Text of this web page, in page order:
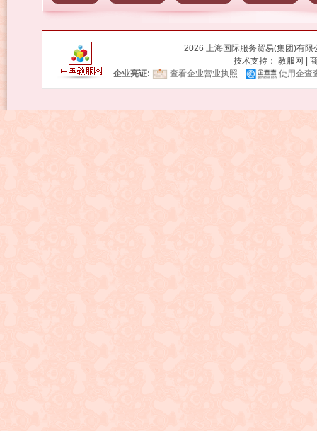
2026 上海国际服务贸易(集团)有限
技术支持： 教服网
企业亮证:
查看企业营业执照 使用企查